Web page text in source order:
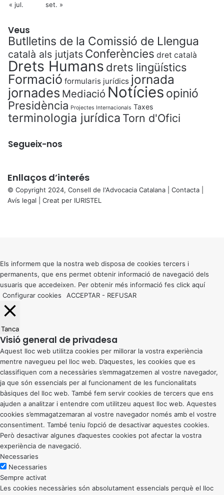
« jul.
set. »
Veus
Butlletins de la Comissió de Llengua
català als jutjats Conferències dret català
Drets Humans drets lingüístics
Formació formularis jurídics jornada
jornades Mediació Notícies opinió
Presidència Projectes Internacionals Taxes
terminologia jurídica Torn d'Ofici
Segueix-nos
Enllaços d’interés
© Copyright 2024, Consell de l'Advocacia Catalana | Contacta
Avís legal | Creat per IURISTEL
button
Els informem que la nostra web disposa de cookies tercers i
permanents, que ens permet obtenir informació de navegació dels
usuaris que accedeixen. Per obtenir més informació fes click aquí
Configurar cookies
ACCEPTAR - REFUSAR
Tanca
Visió general de privadesa
Aquest lloc web utilitza cookies per millorar la vostra experiència
mentre navegueu pel lloc web. D’aquestes, les cookies que es
classifiquen com a necessàries s’emmagatzemen al vostre navegador,
ja que són essencials per al funcionament de les funcionalitats
bàsiques del lloc web. També fem servir cookies de tercers que ens
ajuden a analitzar i entendre com utilitzeu aquest lloc web. Aquestes
cookies s’emmagatzemaran al vostre navegador només amb el vostre
consentiment. També teniu l’opció de desactivar aquestes cookies.
Però desactivar algunes d’aquestes cookies pot afectar la vostra
experiència de navegació.
Necessaries
Necessaries
Sempre activat
Les cookies necessàries són absolutament essencials perquè el lloc